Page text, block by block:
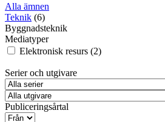
Alla ämnen
Teknik (6)
Byggnadsteknik
Mediatyper
Elektronisk resurs (2)
Serier och utgivare
Publiceringsårtal